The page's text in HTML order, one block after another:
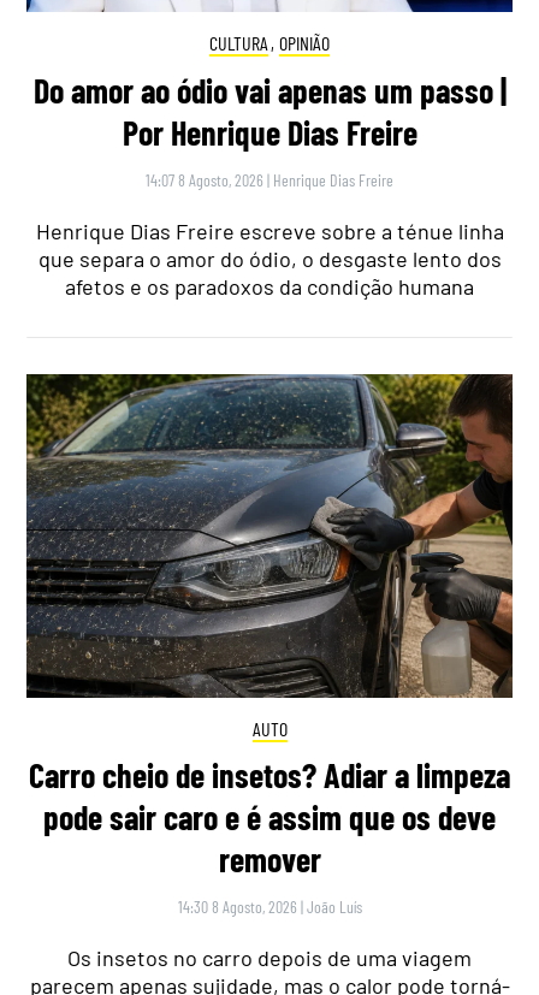
CULTURA , OPINIÃO
Do amor ao ódio vai apenas um passo |
Por Henrique Dias Freire
14:07 8 Agosto, 2026 | Henrique Dias Freire
Henrique Dias Freire escreve sobre a ténue linha
que separa o amor do ódio, o desgaste lento dos
afetos e os paradoxos da condição humana
AUTO
Carro cheio de insetos? Adiar a limpeza
pode sair caro e é assim que os deve
remover
14:30 8 Agosto, 2026 |João Luís
Os insetos no carro depois de uma viagem
parecem apenas sujidade, mas o calor pode torná-